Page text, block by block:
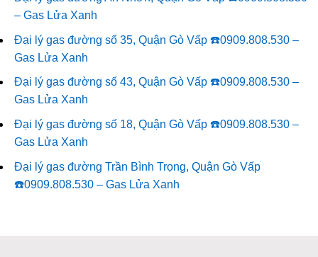
– Gas Lửa Xanh
Đại lý gas đường số 35, Quận Gò Vấp ☎️0909.808.530 –
Gas Lửa Xanh
Đại lý gas đường số 43, Quận Gò Vấp ☎️0909.808.530 –
Gas Lửa Xanh
Đại lý gas đường số 18, Quận Gò Vấp ☎️0909.808.530 –
Gas Lửa Xanh
Đại lý gas đường Trần Bình Trọng, Quận Gò Vấp
☎️0909.808.530 – Gas Lửa Xanh